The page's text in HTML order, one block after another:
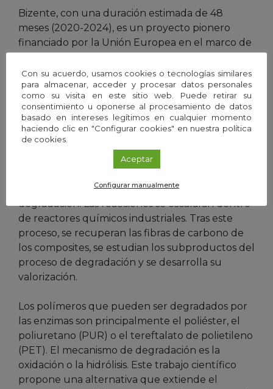
Bizente, con una duración estimada de 48
meses (2020-2024), es un proyecto pionero
financiado por la Unión Europea en el marco de
general de 3,18 millones euros, incluyendo 2,5
millones de la Comisión Europea.
Su tecnología pretende conseguir una
biodegradación controlada de los materiales
compuestos termoestables mediante el uso de
enzimas. La idea principal es que las mejores
Evolución Dirigida para adaptarlas al proceso de
degradación. Las reacciones se escalarán dentro
de reactores químicos industriales. Tras este
proceso, se recuperan las fibras de carbono de
los composites, se estudian los subproductos del
proceso de degradación y se desarrolla su
valorización.
Los polímeros que pueden ser degradados por
las enzimas son principalmente el poliéster, el
poliuretano (PUR) o el tereftalato de polietileno
(PET). El mecanismo de degradación es la
oxidación o la hidrólisis. Este trabajo científico
propone una alternativa que extiende el
Con su acuerdo, usamos cookies o tecnologías similares
para almacenar, acceder y procesar datos personales
como su visita en este sitio web. Puede retirar su
consentimiento u oponerse al procesamiento de datos
basado en intereses legítimos en cualquier momento
haciendo clic en "Configurar cookies" en nuestra política
de cookies.
Aceptar
Configurar manualmente